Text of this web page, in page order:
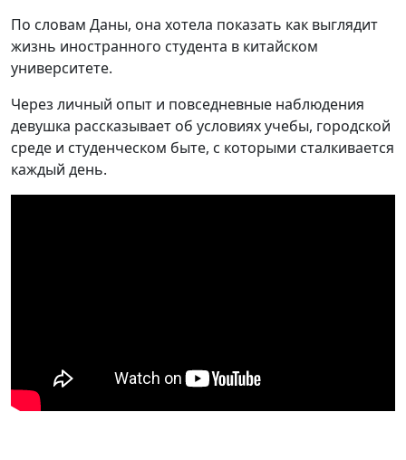
По словам Даны, она хотела показать как выглядит
жизнь иностранного студента в китайском
университете.
Через личный опыт и повседневные наблюдения
девушка рассказывает об условиях учебы, городской
среде и студенческом быте, с которыми сталкивается
каждый день.